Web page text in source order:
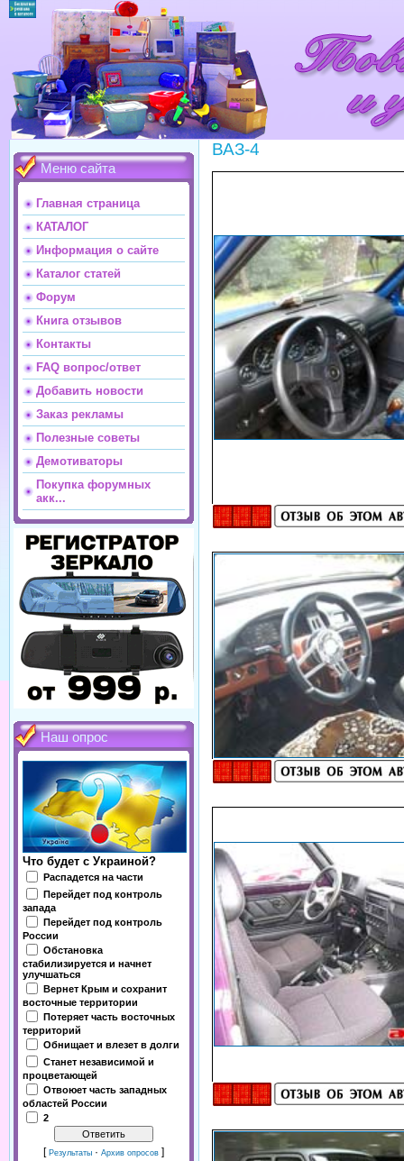
Меню сайта
Главная страница
КАТАЛОГ
Информация о сайте
Каталог статей
Форум
Книга отзывов
Контакты
FAQ вопрос/ответ
Добавить новости
Заказ рекламы
Полезные советы
Демотиваторы
Покупка форумных
акк...
Наш опрос
Что будет с Украиной?
Распадется на части
Перейдет под контроль
запада
Перейдет под контроль
России
Обстановка
стабилизируется и начнет
улучшаться
Вернет Крым и сохранит
восточные территории
Потеряет часть восточных
территорий
Обнищает и влезет в долги
Станет независимой и
процветающей
Отвоюет часть западных
областей России
2
[ Результаты · Архив опросов ]
ВАЗ-4